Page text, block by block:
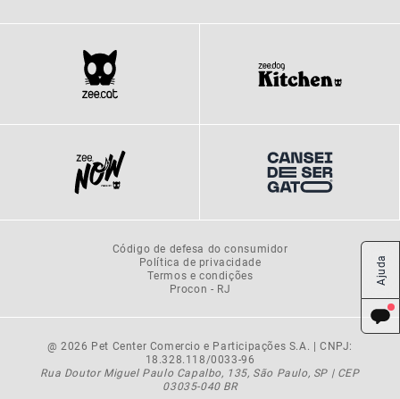
Código de defesa do consumidor
Política de privacidade
Termos e condições
Procon - RJ
@ 2026 Pet Center Comercio e Participações S.A. | CNPJ:
18.328.118/0033-96
Rua Doutor Miguel Paulo Capalbo, 135, São Paulo, SP | CEP
03035-040 BR
Ajuda